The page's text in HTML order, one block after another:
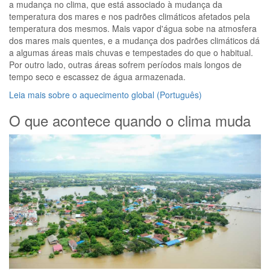
a mudança no clima, que está associado à mudança da
temperatura dos mares e nos padrões climáticos afetados pela
temperatura dos mesmos. Mais vapor d'água sobe na atmosfera
dos mares mais quentes, e a mudança dos padrões climáticos dá
a algumas áreas mais chuvas e tempestades do que o habitual.
Por outro lado, outras áreas sofrem períodos mais longos de
tempo seco e escassez de água armazenada.
Leia mais sobre o aquecimento global (Português)
O que acontece quando o clima muda